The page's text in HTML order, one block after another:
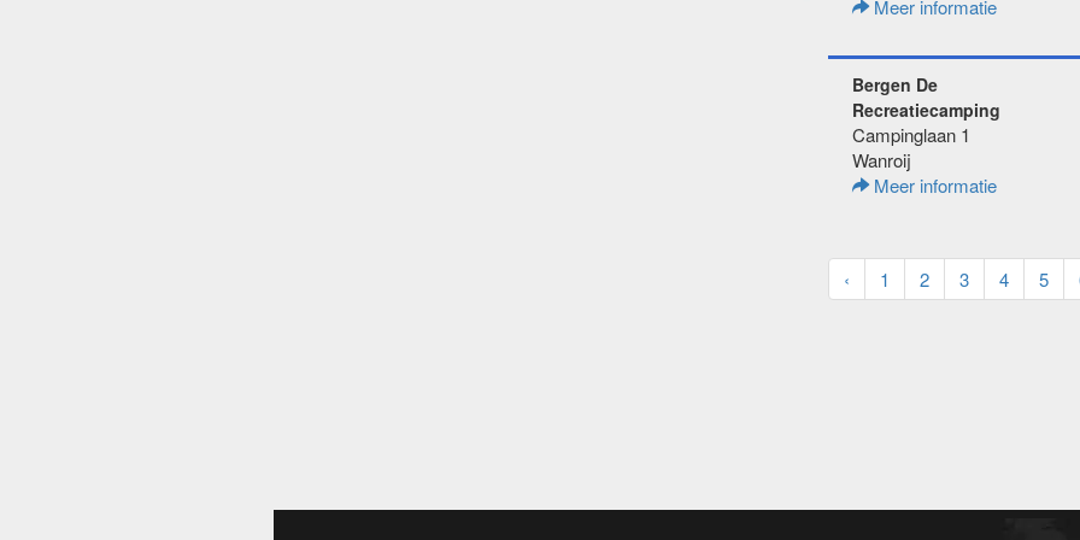
Meer informatie
Bergen De
Recreatiecamping
Campinglaan 1
Wanroij
Meer informatie
‹ 1 2 3 4 5